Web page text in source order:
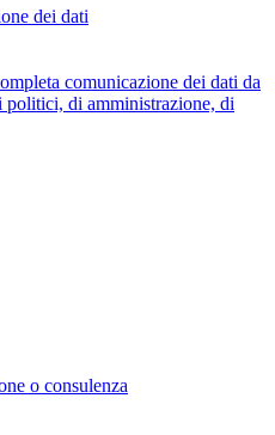
dei dati
comunicazione dei dati da
di amministrazione, di
o consulenza